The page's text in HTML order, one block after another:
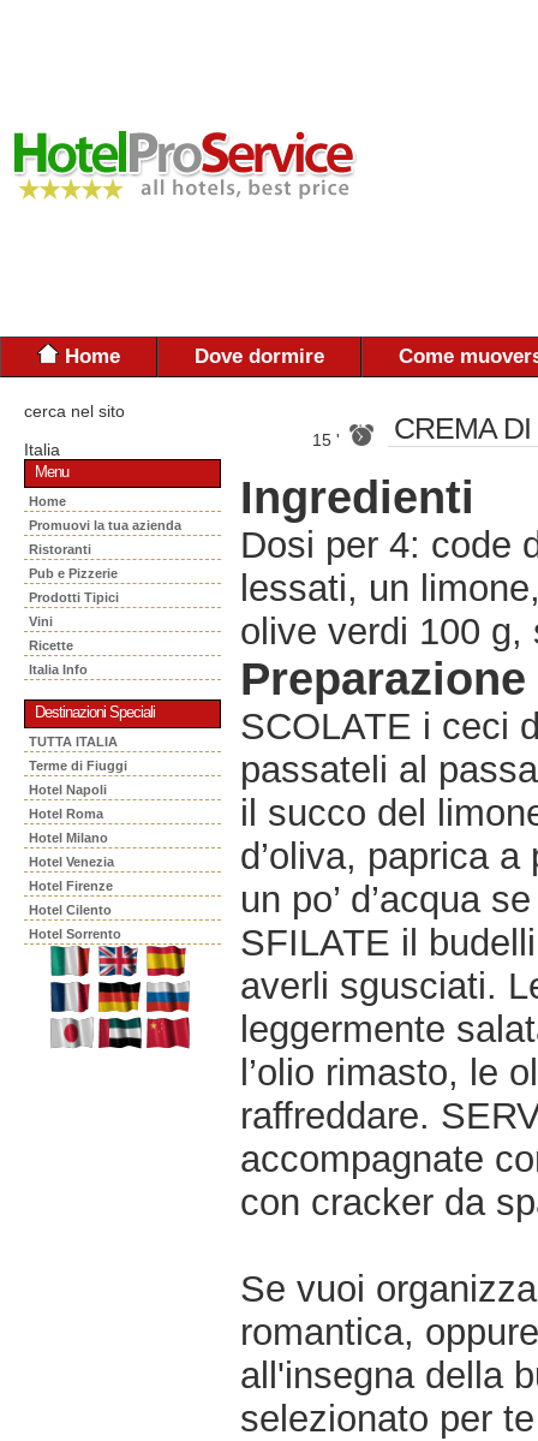
Home Dove dormire Come
cerca nel sito
Italia
Menu
Home
Promuovi la tua azienda
Ristoranti
Pub e Pizzerie
Prodotti Tipici
Vini
Ricette
Italia Info
Destinazioni Speciali
TUTTA ITALIA
Terme di Fiuggi
Hotel Napoli
Hotel Roma
Hotel Milano
Hotel Venezia
Hotel Firenze
Hotel Cilento
Hotel Sorrento
15 ' CREMA
Ingredienti
Dosi per 4: code
lessati, un
olive verdi 100 g,
Preparazione
SCOLATE i ceci
passateli al
il succo del
d’oliva, paprica
un po’ d’acqua
SFILATE il
averli sgusciati.
leggermente
l’olio rimasto, le
raffreddare.
accompagnate
con cracker da
Se vuoi
romantica,
all'insegna della
selezionato per